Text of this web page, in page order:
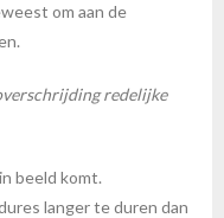
om aan de
redelijke
beeld komt.
langer te duren dan